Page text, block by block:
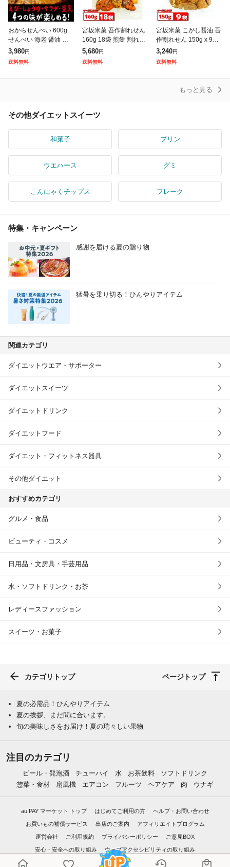
おからせんべい 600g
せんべい 海老 醤油 サ
ラダ 豆乳 4種入り おか
ら 大豆 ダイエット 低
糖質食品 食物繊維 低gi
3,980円
送料無料
宮坂米菓 吾作割れせん
160g 18袋 煎餅 割れせ
んべい
5,680円
送料無料
宮坂米菓 こがし醤油 吾
作割れせん 150g x 9袋
煎餅 割れせんべい
3,240円
送料無料
もっと見る
その他ダイエットスイーツ
和菓子 プリン
ウエハース グミ
こんにゃくチップス フレーク
特集・キャンペーン
感謝を届ける夏の贈り物
猛暑を乗り切る！ひんやりアイテム
関連カテゴリ
ダイエットウエア・サポーター
ダイエットスイーツ
ダイエットドリンク
ダイエットフード
ダイエット・フィットネス器具
その他ダイエット
おすすめカテゴリ
グルメ・食品
ビューティ・コスメ
日用品・文房具・手芸用品
水・ソフトドリンク・お茶
レディースファッション
スイーツ・お菓子
カテゴリトップ ページトップ
夏の必需品！ひんやりアイテム
夏の挨拶、まだ間に合います。
旬の美味しさをお届け！夏の瑞々しい果物
注目のカテゴリ
ビール・発泡酒 チューハイ 水 お茶飲料
ソフトドリンク
惣菜・食材
扇風機 エアコン フルーツ ヘアケア 肉 ウナギ
au PAY マーケット トップ はじめてご利用の方 ヘルプ・お問い合わせ
お買いもの補償サービス 出店のご案内 アフィリエイトプログラム
運営会社 ご利用規約 プライバシーポリシー ご意見BOX
安心・安全への取り組み ウェブアクセシビリティの取り組み
物流2024年問題への対応